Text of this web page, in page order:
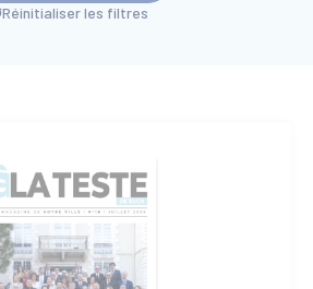
Réinitialiser les filtres